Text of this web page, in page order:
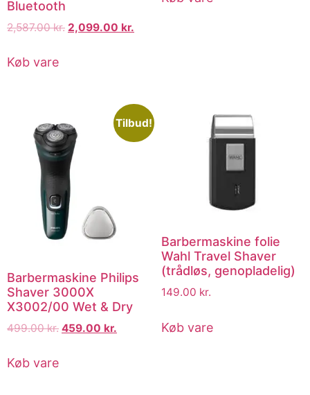
Bluetooth
2,587.00kr. 2,099.00 kr.
Køb vare
Tilbud!
Barbermaskine Philips
Shaver 3000X
X3002/00 Wet & Dry
499.00kr. 459.00 kr.
Køb vare
Barbermaskine folie
Wahl Travel Shaver
(trådløs, genopladelig)
149.00 kr.
Køb vare